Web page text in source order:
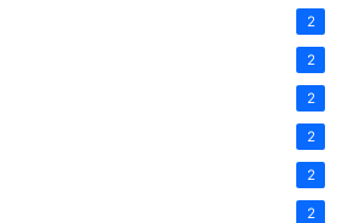
2
2
2
2
2
2